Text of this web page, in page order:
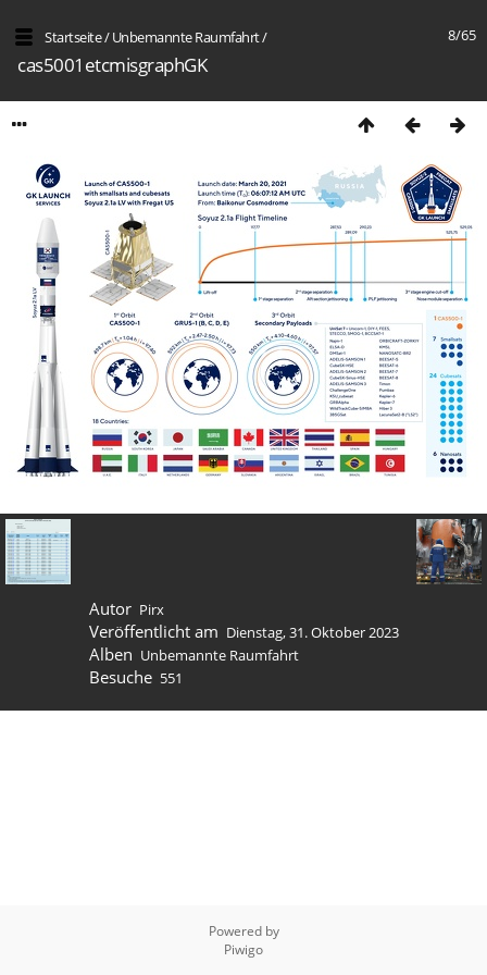
8/65
Startseite/Unbemannte Raumfahrt/
cas5001etcmisgraphGK
Autor Pirx
Veröffentlicht am Dienstag, 31. Oktober 2023
Alben Unbemannte Raumfahrt
Besuche 551
Powered by
Piwigo